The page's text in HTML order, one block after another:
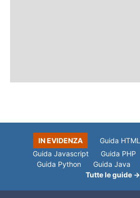
IN EVIDENZA Guida HTML
Guida Javascript
Guida PHP
Guida Python
Guida Java
Tutte le guide →